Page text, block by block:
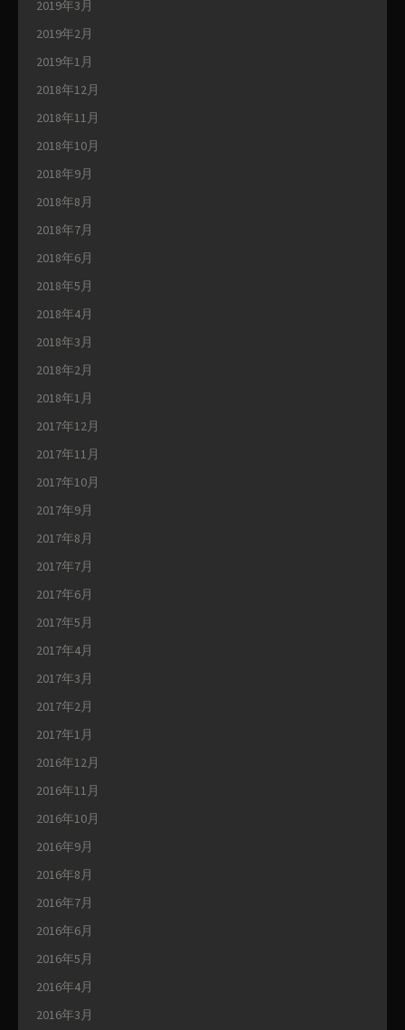
2019年3月
2019年2月
2019年1月
2018年12月
2018年11月
2018年10月
2018年9月
2018年8月
2018年7月
2018年6月
2018年5月
2018年4月
2018年3月
2018年2月
2018年1月
2017年12月
2017年11月
2017年10月
2017年9月
2017年8月
2017年7月
2017年6月
2017年5月
2017年4月
2017年3月
2017年2月
2017年1月
2016年12月
2016年11月
2016年10月
2016年9月
2016年8月
2016年7月
2016年6月
2016年5月
2016年4月
2016年3月